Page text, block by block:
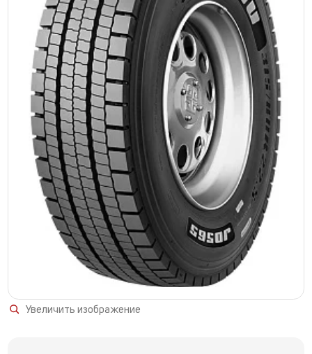
Увеличить изображение